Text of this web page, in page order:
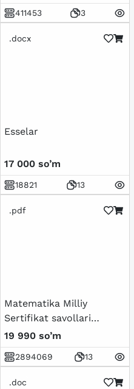
411453 3
.docx
Esselar
17 000 so’m
18821 13
.pdf
Matematika Milliy
Sertifikat savollari
(Tushish ehtimoli Bor)
19 990 so’m
2894069 13
.doc